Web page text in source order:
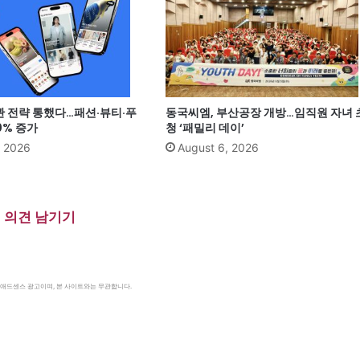
전략 통했다…패션·뷰티·푸
증가
2026
동국씨엠, 부산공장 개방…임직원 자녀
청 ‘패밀리 데이’
August 6, 2026
의견 남기기
드센스 광고이며, 본 사이트와는 무관합니다.